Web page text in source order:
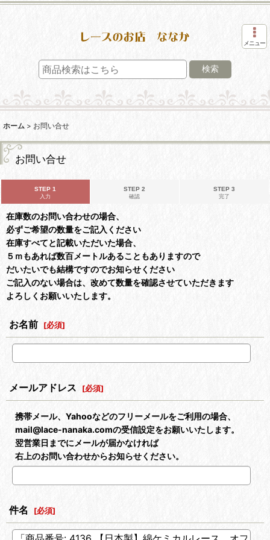
メニュー
検索
ホーム > お問い合せ
お問い合せ
STEP 1
入力
STEP 2
確認
STEP 3
完了
在庫数のお問い合わせの場合、
必ずご希望の数量をご記入ください
在庫すべてと記載いただいた場合、
５ｍもあれば数百メートルあることもありますので
だいたいでも結構ですのでお知らせください
ご記入のない場合は、改めて数量を確認させていただきます
よろしくお願いいたします。
お名前 [必須]
メールアドレス [必須]
携帯メール、Yahooなどのフリーメールをご利用の場合、
mail@lace-nanaka.comの受信設定をお願いいたします。
翌営業日までにメールが届かなければ
右上のお問い合わせからお知らせください。
件名 [必須]